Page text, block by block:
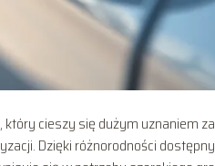
cieszy się dużym uznaniem
Dzięki różnorodności